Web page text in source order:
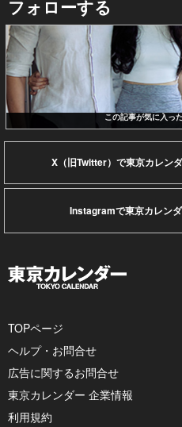
フォローする
この記事が気に入っ
X（旧Twitter）で東京カレン
Instagramで東京カレン
TOPページ
ヘルプ・お問合せ
広告に関するお問合せ
東京カレンダー 企業情報
利用規約